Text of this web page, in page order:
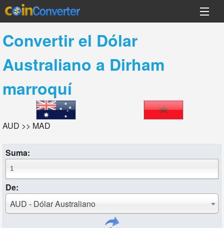
Convertir el Dólar
Australiano a Dirham
marroquí
AUD >> MAD
Suma:
De:
AUD - Dólar Australiano